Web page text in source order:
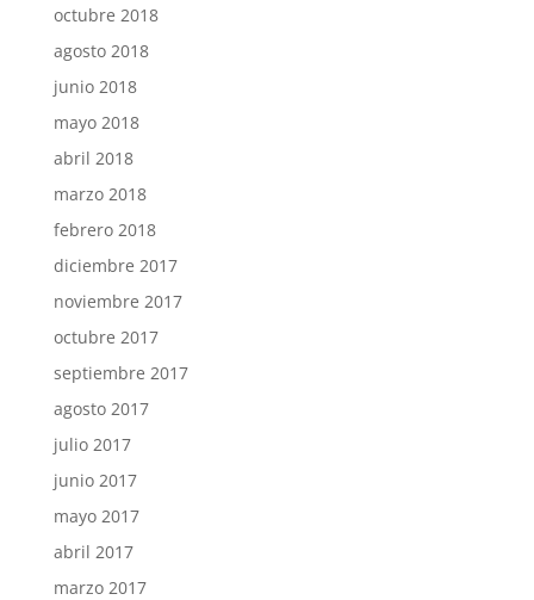
octubre 2018
agosto 2018
junio 2018
mayo 2018
abril 2018
marzo 2018
febrero 2018
diciembre 2017
noviembre 2017
octubre 2017
septiembre 2017
agosto 2017
julio 2017
junio 2017
mayo 2017
abril 2017
marzo 2017